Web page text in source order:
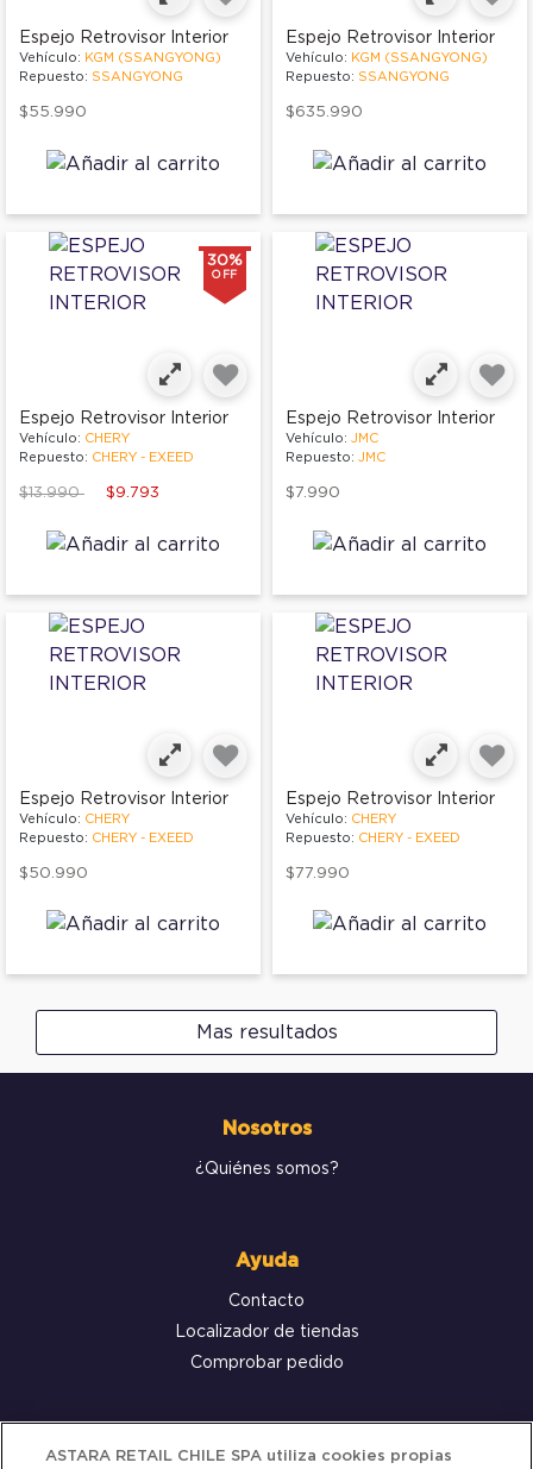
Espejo Retrovisor Interior
Vehículo: KGM (SSANGYONG)
Repuesto: SSANGYONG
$55.990
Espejo Retrovisor Interior
Vehículo: KGM (SSANGYONG)
Repuesto: SSANGYONG
$635.990
30%
OFF
Espejo Retrovisor Interior
Vehículo: CHERY
Repuesto: CHERY - EXEED
Price reduced from
$13.990to $9.793
Espejo Retrovisor Interior
Vehículo: JMC
Repuesto: JMC
$7.990
Espejo Retrovisor Interior
Vehículo: CHERY
Repuesto: CHERY - EXEED
$50.990
Espejo Retrovisor Interior
Vehículo: CHERY
Repuesto: CHERY - EXEED
$77.990
Mas resultados
Nosotros
¿Quiénes somos?
Ayuda
Contacto
Localizador de tiendas
Comprobar pedido
Servicio al cliente
ASTARA RETAIL CHILE SPA utiliza cookies propias